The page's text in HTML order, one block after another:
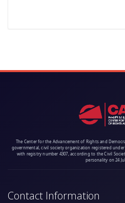
The Center for the Advancement of Rights and
governmental, civil society organization registered
with registry number 4307, according to the Civil
personality on 24
Contact Information